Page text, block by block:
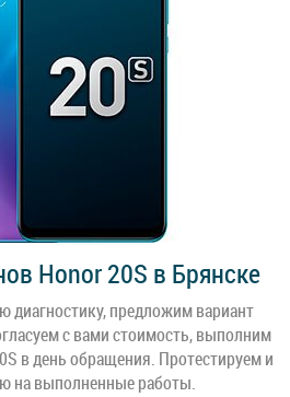
Honor 20S в Брянске
диагностику, предложим вариант
с вами стоимость, выполним
в день обращения. Протестируем и
на выполненные работы.